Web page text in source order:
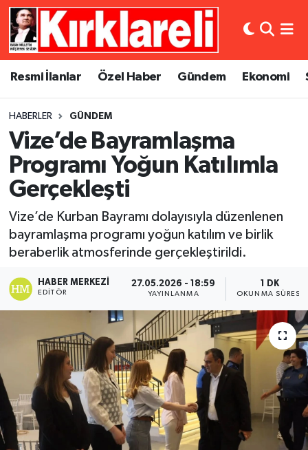
Resmi İlanlar Özel Haber Gündem Ekonomi
HABERLER GÜNDEM
Vize’de Bayramlaşma
Programı Yoğun Katılımla
Gerçekleşti
Vize’de Kurban Bayramı dolayısıyla düzenlenen
bayramlaşma programı yoğun katılım ve birlik
beraberlik atmosferinde gerçekleştirildi.
HABER MERKEZI
EDITÖR
27.05.2026 - 18:59
YAYINLANMA
1 DK
OKUNMA SÜRESI
Resmi İlanlar
Gündem
Siyaset
Spor
Asayiş
Dünya
Kültür Sanat
Magazin
Sağlık
Künye
Gizlilik Sözleşmesi
Merkez Nöbetçi Eczaneler
Merkez Trafik Yoğunluk Haritası
Süper Lig Puan Durumu ve Fikstür
Tüm Manşetler
Son Dakika Haberleri